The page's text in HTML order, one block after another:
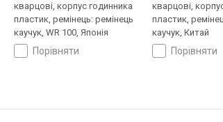
кварцові, корпус годинника
пластик, ремінець: ремінець
каучук, WR 100, Японія
порівняти
кварцові,
пластик,
каучук, Китай
порівняти